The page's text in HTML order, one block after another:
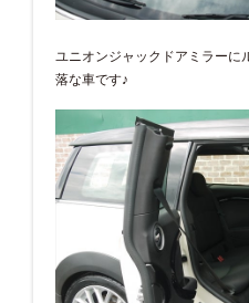
ユニオンジャックドアミラーに
落な車です♪